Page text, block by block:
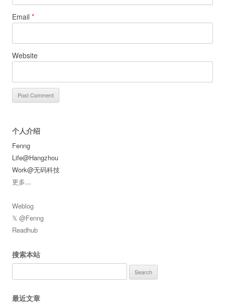
Email *
Website
个人介绍
Fenng
Life@Hangzhou
Work@无码科技
更多...
Weblog
𝕏 @Fenng
Readhub
搜索本站
for:
最近文章